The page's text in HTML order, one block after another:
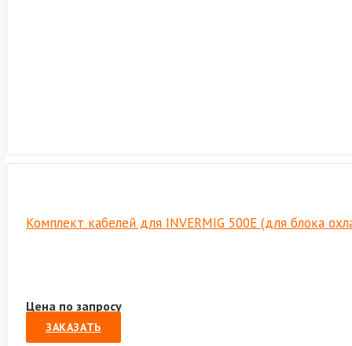
Комплект кабелей для INVERMIG 500E (для блока
Цена по запросу
ЗАКАЗАТЬ